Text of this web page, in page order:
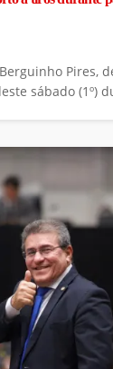
Pires,
sábado (1º)